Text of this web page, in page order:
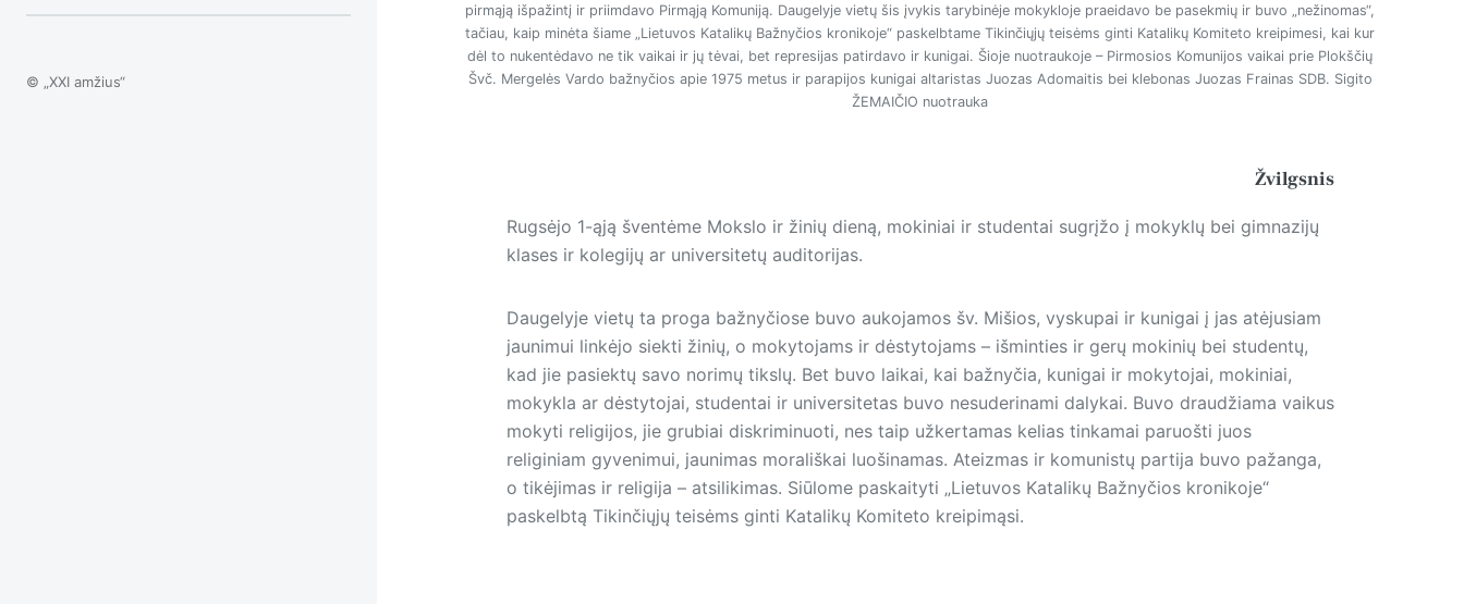
pirmąją išpažintį ir priimdavo Pirmąją Komuniją. Daugelyje vietų šis įvykis tarybinėje mokykloje praeidavo be pasekmių ir buvo „nežinomas“,
tačiau, kaip minėta šiame „Lietuvos Katalikų Bažnyčios kronikoje“ paskelbtame Tikinčiųjų teisėms ginti Katalikų Komiteto kreipimesi, kai kur
dėl to nukentėdavo ne tik vaikai ir jų tėvai, bet represijas patirdavo ir kunigai. Šioje nuotraukoje – Pirmosios Komunijos vaikai prie Plokščių
Švč. Mergelės Vardo bažnyčios apie 1975 metus ir parapijos kunigai altaristas Juozas Adomaitis bei klebonas Juozas Frainas SDB. Sigito
ŽEMAIČIO nuotrauka
Žvilgsnis
Rugsėjo 1-ąją šventėme Mokslo ir žinių dieną, mokiniai ir studentai sugrįžo į mokyklų bei gimnazijų
klases ir kolegijų ar universitetų auditorijas.
Daugelyje vietų ta proga bažnyčiose buvo aukojamos šv. Mišios, vyskupai ir kunigai į jas atėjusiam
jaunimui linkėjo siekti žinių, o mokytojams ir dėstytojams – išminties ir gerų mokinių bei studentų,
kad jie pasiektų savo norimų tikslų. Bet buvo laikai, kai bažnyčia, kunigai ir mokytojai, mokiniai,
mokykla ar dėstytojai, studentai ir universitetas buvo nesuderinami dalykai. Buvo draudžiama vaikus
mokyti religijos, jie grubiai diskriminuoti, nes taip užkertamas kelias tinkamai paruošti juos
religiniam gyvenimui, jaunimas morališkai luošinamas. Ateizmas ir komunistų partija buvo pažanga,
o tikėjimas ir religija – atsilikimas. Siūlome paskaityti „Lietuvos Katalikų Bažnyčios kronikoje“
paskelbtą Tikinčiųjų teisėms ginti Katalikų Komiteto kreipimąsi.
© „XXI amžius“